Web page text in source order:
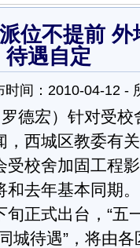
位不提前
待遇自定
时间：2010-04-12 -
宏）针对受校
，西城区教委有
受校舍加固工程
和去年基本同期
正式出台，“五
城待遇”，将由